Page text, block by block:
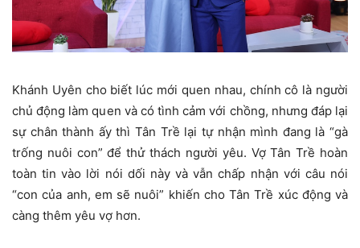
Khánh Uyên cho biết lúc mới quen nhau, chính cô là người
chủ động làm quen và có tình cảm với chồng, nhưng đáp lại
sự chân thành ấy thì Tân Trề lại tự nhận mình đang là “gà
trống nuôi con” để thử thách người yêu. Vợ Tân Trề hoàn
toàn tin vào lời nói dối này và vẫn chấp nhận với câu nói
“con của anh, em sẽ nuôi” khiến cho Tân Trề xúc động và
càng thêm yêu vợ hơn.